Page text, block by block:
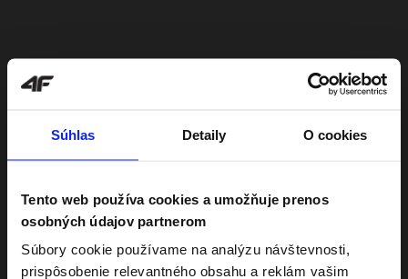
Súhlas Detaily O cookies
Tento web používa cookies a umožňuje prenos
osobných údajov partnerom
Súbory cookie používame na analýzu návštevnosti,
prispôsobenie relevantného obsahu a reklám vašim